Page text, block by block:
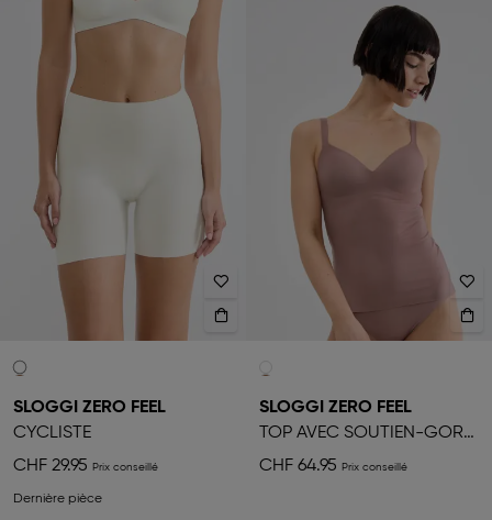
SLOGGI ZERO FEEL
CYCLISTE
CHF 29.95
Dernière pièce
SLOGGI ZERO FEEL
TOP AVEC SOUTIEN-GORGE LIFT-UP
CHF 64.95